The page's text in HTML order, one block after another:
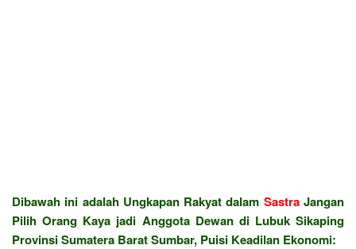
Dibawah ini adalah Ungkapan Rakyat dalam SastraJangan
Pilih Orang Kaya jadi Anggota Dewan di Lubuk Sikaping
Provinsi Sumatera Barat Sumbar, Puisi Keadilan Ekonomi: